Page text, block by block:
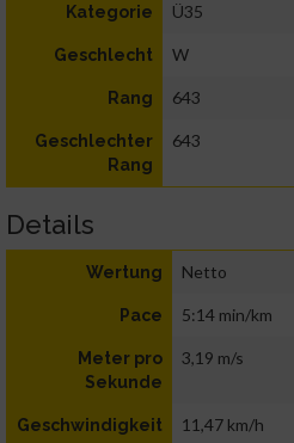
Kategorie Ü35
Geschlecht W
Rang 643
Geschlechter
Rang
643
Details
Wertung Netto
Pace 5:14 min/km
Meter pro
Sekunde
3,19 m/s
Geschwindigkeit 11,47 km/h